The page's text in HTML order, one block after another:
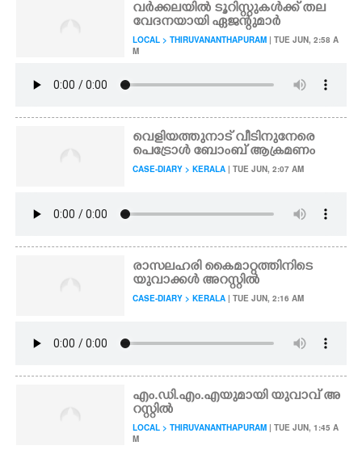
വർക്കലയിൽ ടൂറിസ്റ്റുകൾക്ക് തല
വേദനയായി ഏജന്റുമാർ
LOCAL > THIRUVANANTHAPURAM | TUE JUN, 2:58 A
M
വെളിയത്തുനാട് വീടിനുനേരെ
പെട്രോൾ ബോംബ് ആക്രമണം
CASE-DIARY > KERALA | TUE JUN, 2:07 AM
രാസലഹരി കൈമാറ്റത്തിനിടെ
യുവാക്കൾ അറസ്റ്റിൽ
CASE-DIARY > KERALA | TUE JUN, 2:16 AM
എം.ഡി.എം.എയുമായി യുവാവ് അ
റസ്റ്റിൽ
LOCAL > THIRUVANANTHAPURAM | TUE JUN, 1:45 A
M